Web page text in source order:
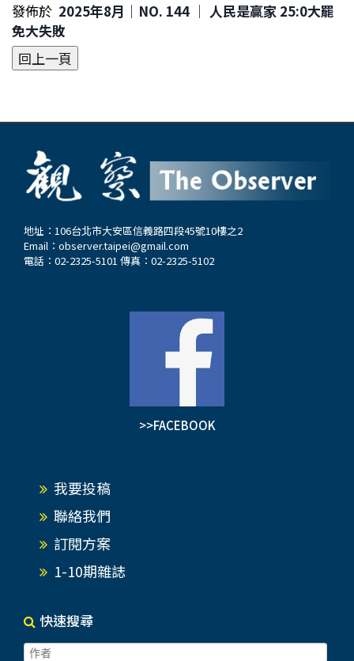
發佈於 2025年8月｜NO. 144 │ 人民是贏家 25:0大罷
免大失敗
地址：106台北市大安區信義路四段45號10樓之2
Email： observer.taipei@gmail.com
電話：02-2325-5101 傳真：02-2325-5102
>>FACEBOOK
我要投稿
聯絡我們
訂閱方案
1-10期雜誌
快速搜尋